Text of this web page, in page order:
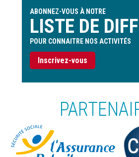
ABONNEZ-VOUS À NOTRE
LISTE DE
POUR CONNAITRE NOS ACTIVITÉS
Inscrivez-vous